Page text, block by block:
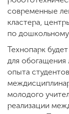
современные
кластера,
по
Технопарк
для обогащения
опыта
молодого
реализации